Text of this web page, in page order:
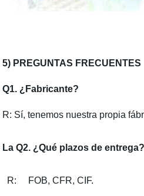
5) PREGUNTAS FRECUENTES
Q1. ¿Fabricante?
R: Sí, tenemos nuestra propia
La Q2. ¿Qué plazos de entrega?
R: FOB, CFR, CIF.